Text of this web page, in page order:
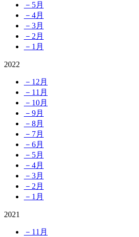
－5月
－4月
－3月
－2月
－1月
2022
－12月
－11月
－10月
－9月
－8月
－7月
－6月
－5月
－4月
－3月
－2月
－1月
2021
－11月